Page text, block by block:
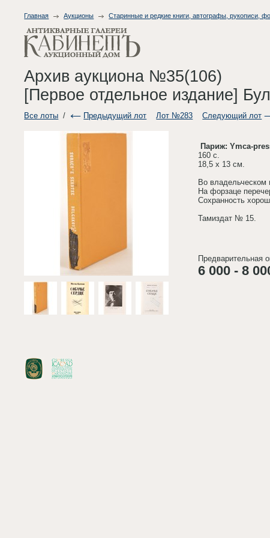
Главная Аукционы Старинные и редкие книги, автографы, рукописи,
Архив аукциона №35(106)
[Первое отдельное издание]
Все лоты / Предыдущий лот Лот №283 Следующий лот
Париж: Ymca-
160 с.
18,5 х 13 см.
Во владельческом
На форзаце
Сохранность
Тамиздат № 15.
Предварительная
6 000 - 8